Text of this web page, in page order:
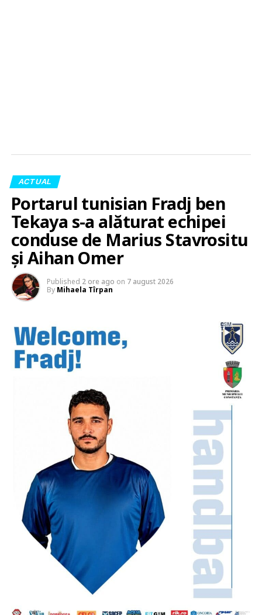
ACTUAL
Portarul tunisian Fradj ben
Tekaya s-a alăturat echipei
conduse de Marius Stavrositu
și Aihan Omer
Published 2 ore ago on 7 august 2026
By Mihaela Tîrpan